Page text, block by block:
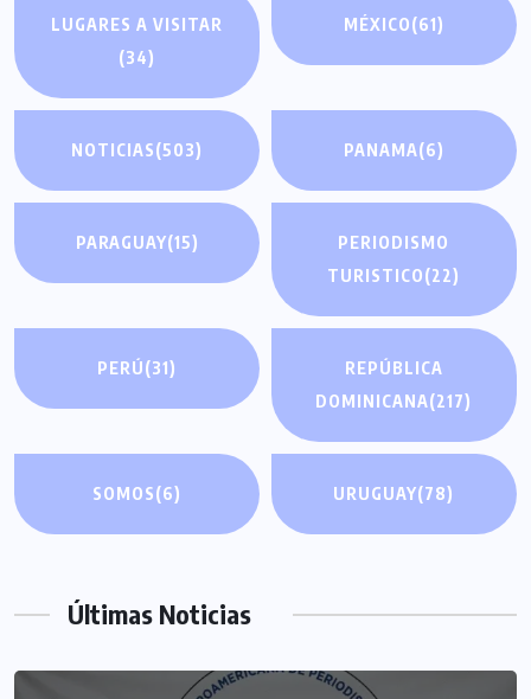
LUGARES A VISITAR
(34)
MÉXICO(61)
NOTICIAS(503) PANAMA(6)
PARAGUAY(15)
PERIODISMO
TURISTICO(22)
PERÚ(31)
REPÚBLICA
DOMINICANA(217)
SOMOS(6) URUGUAY(78)
Últimas Noticias